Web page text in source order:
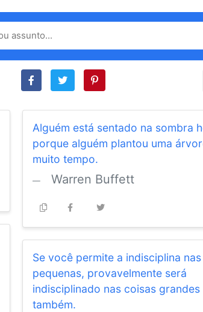
Alguém está sentado na sombra
porque alguém plantou uma
muito tempo.
Warren Buffett
Se você permite a indisciplina
pequenas, provavelmente será
indisciplinado nas coisas grandes
também.